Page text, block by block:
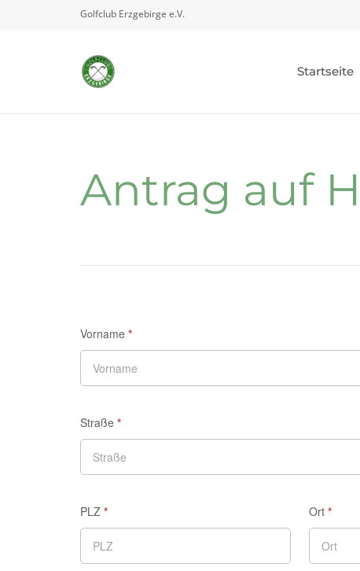
Golfclub Erzgebirge e.V.
Startseite
Antrag auf
Vorname *
Straße *
PLZ * Ort *